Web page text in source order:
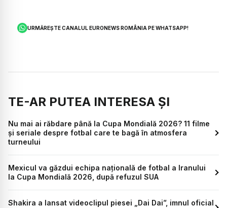
URMĂREȘTE CANALUL EURONEWS ROMÂNIA PE WHATSAPP!
TE-AR PUTEA INTERESA ȘI
Nu mai ai răbdare până la Cupa Mondială 2026? 11 filme
și seriale despre fotbal care te bagă în atmosfera
turneului
Mexicul va găzdui echipa națională de fotbal a Iranului
la Cupa Mondială 2026, după refuzul SUA
Shakira a lansat videoclipul piesei „Dai Dai”, imnul oficial